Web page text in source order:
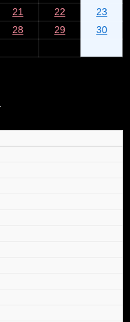
21 22
23
28 29
30